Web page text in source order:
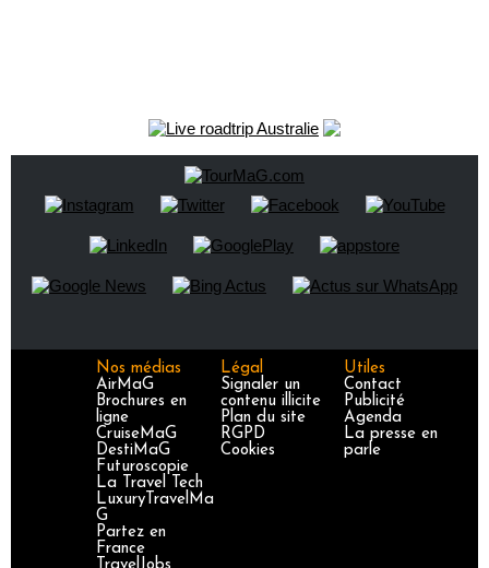
Nos médias
AirMaG
Brochures en
ligne
CruiseMaG
DestiMaG
Futuroscopie
La Travel Tech
LuxuryTravelMa
G
Partez en
France
Légal
Signaler un
contenu illicite
Plan du site
RGPD
Cookies
Utiles
Contact
Publicité
Agenda
La presse en
parle